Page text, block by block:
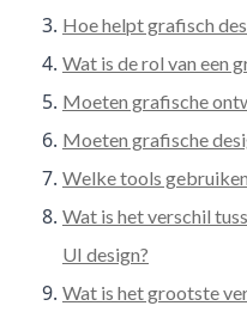
Hoe helpt grafisch
Wat is de rol van een
Moeten grafische
Moeten grafische
Welke tools
Wat is het verschil
UI design?
Wat is het grootste